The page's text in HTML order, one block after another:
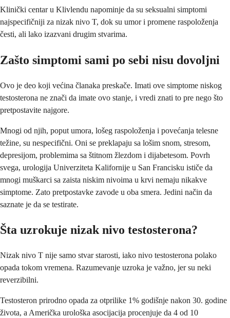
Klinički centar u Klivlendu napominje da su seksualni simptomi
najspecifičniji za nizak nivo T, dok su umor i promene raspoloženja
česti, ali lako izazvani drugim stvarima.
Zašto simptomi sami po sebi nisu dovoljni
Ovo je deo koji većina članaka preskače. Imati ove simptome niskog
testosterona ne znači da imate ovo stanje, i vredi znati to pre nego što
pretpostavite najgore.
Mnogi od njih, poput umora, lošeg raspoloženja i povećanja telesne
težine, su nespecifični. Oni se preklapaju sa lošim snom, stresom,
depresijom, problemima sa štitnom žlezdom i dijabetesom. Povrh
svega, urologija Univerziteta Kalifornije u San Francisku ističe da
mnogi muškarci sa zaista niskim nivoima u krvi nemaju nikakve
simptome. Zato pretpostavke zavode u oba smera. Jedini način da
saznate je da se testirate.
Šta uzrokuje nizak nivo testosterona?
Nizak nivo T nije samo stvar starosti, iako nivo testosterona polako
opada tokom vremena. Razumevanje uzroka je važno, jer su neki
reverzibilni.
Testosteron prirodno opada za otprilike 1% godišnje nakon 30. godine
života, a Američka urološka asocijacija procenjuje da 4 od 10